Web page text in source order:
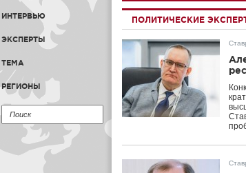
ИНТЕРВЬЮ
ЭКСПЕРТЫ
ТЕМА
РЕГИОНЫ
ПОЛИТИЧЕСКИЕ